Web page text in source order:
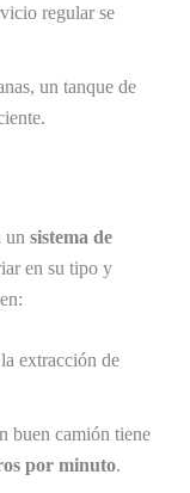
regular se
un tanque de
un sistema de
en su tipo y
extracción de
buen camión tiene
por minuto.